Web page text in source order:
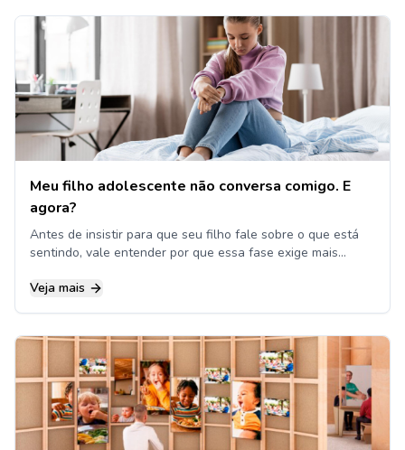
Meu filho adolescente não conversa comigo. E
agora?
Antes de insistir para que seu filho fale sobre o que está
sentindo, vale entender por que essa fase exige mais
Veja mais